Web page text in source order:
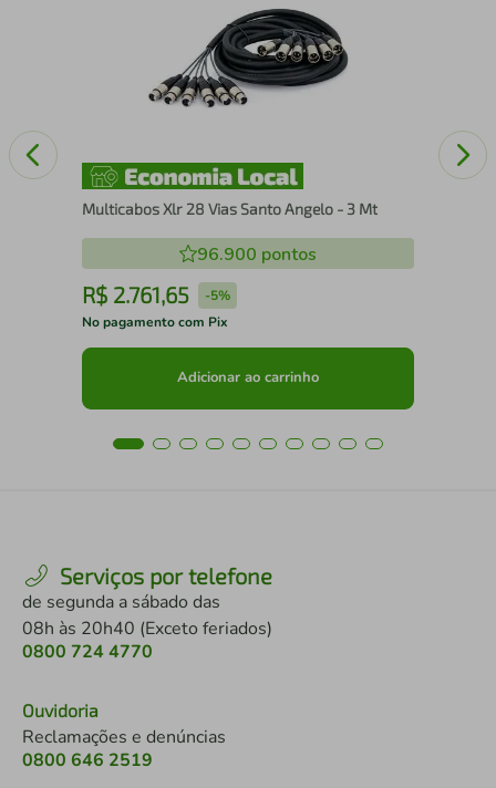
Multicabos Xlr 28 Vias Santo Angelo - 3 Mt
96.900 pontos
R$ 2.761,65 -5%
No pagamento com Pix
Adicionar ao carrinho
Serviços por telefone
de segunda a sábado das
08h às 20h40 (Exceto feriados)
0800 724 4770
Ouvidoria
Reclamações e denúncias
0800 646 2519